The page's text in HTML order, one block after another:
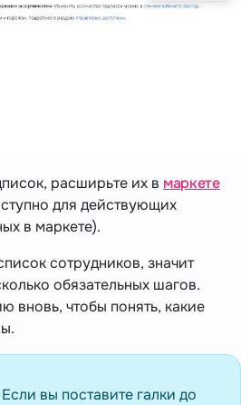
расширьте их в маркете
для действующих
в маркете).
сотрудников, значит
обязательных шагов.
вновь, чтобы понять, какие
Если вы поставите галки до